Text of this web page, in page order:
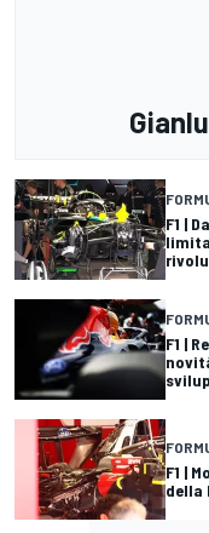
F1 |
F1 |
F1 |
della